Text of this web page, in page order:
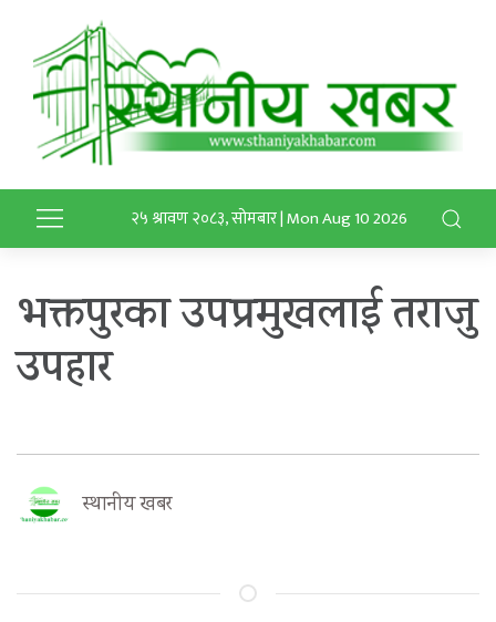
२५ श्रावण २०८३, सोमबार | Mon Aug 10 2026
भक्तपुरका उपप्रमुखलाई तराजु
उपहार
स्थानीय खबर